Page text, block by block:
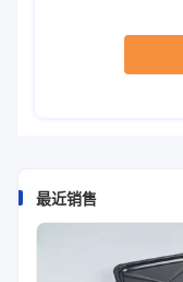
最近销售